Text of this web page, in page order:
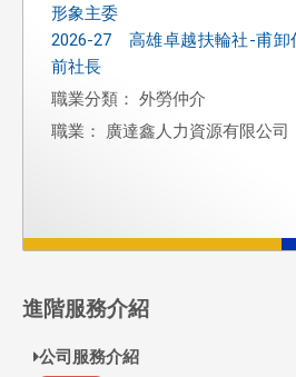
形象主委
2026-27 高雄卓越扶輪社-甫卸
前社長
職業分類： 外勞仲介
職業： 廣達鑫人力資源有限公司
進階服務介紹
公司服務介紹